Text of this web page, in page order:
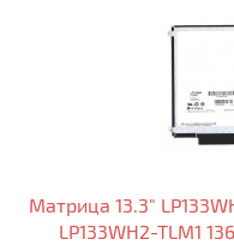
Матрица 13.3"
LP133WH2-TLM1